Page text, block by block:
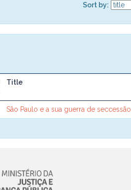
Sort by:
Title
São Paulo e a sua guerra de seccessão